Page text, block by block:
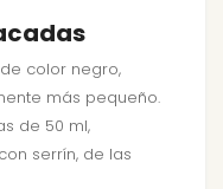
color negro,
más pequeño.
de 50 ml,
serrín, de las